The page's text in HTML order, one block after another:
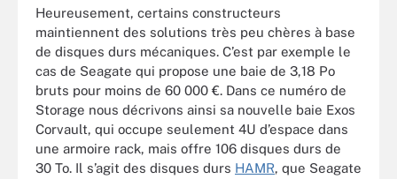
Heureusement, certains constructeurs
maintiennent des solutions très peu chères à base
de disques durs mécaniques. C’est par exemple le
cas de Seagate qui propose une baie de 3,18 Po
bruts pour moins de 60 000 €. Dans ce numéro de
Storage nous décrivons ainsi sa nouvelle baie Exos
Corvault, qui occupe seulement 4U d’espace dans
une armoire rack, mais offre 106 disques durs de
30 To. Il s’agit des disques durs HAMR, que Seagate